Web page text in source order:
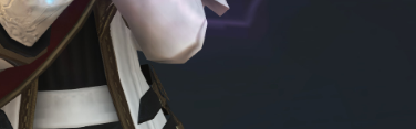
半袖
五分袖